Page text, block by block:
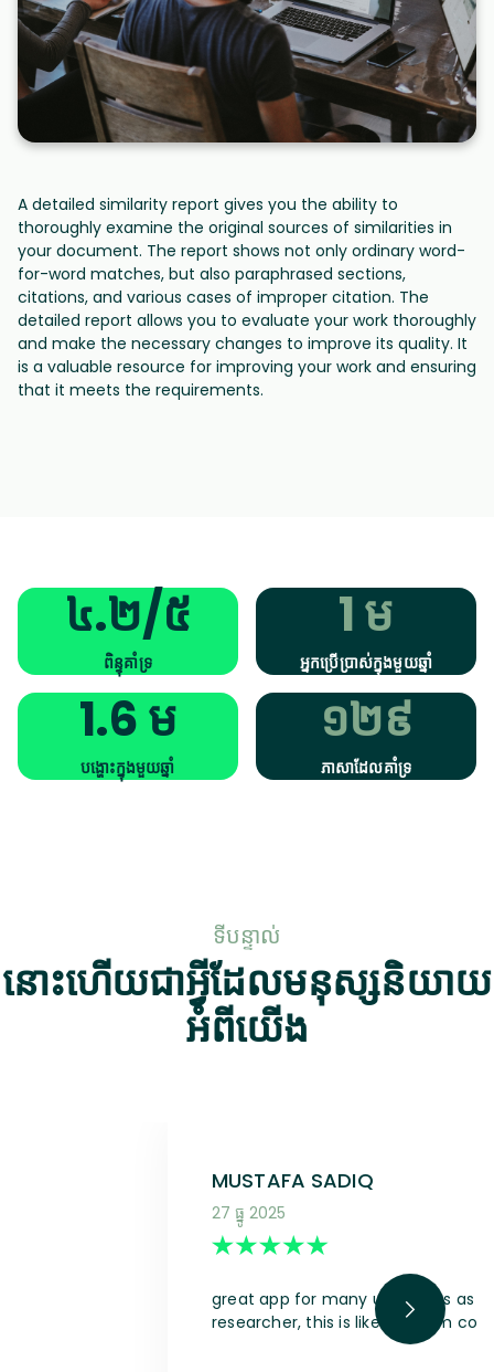
A detailed similarity report gives you the ability to
thoroughly examine the original sources of similarities in
your document. The report shows not only ordinary word-
for-word matches, but also paraphrased sections,
citations, and various cases of improper citation. The
detailed report allows you to evaluate your work thoroughly
and make the necessary changes to improve its quality. It
is a valuable resource for improving your work and ensuring
that it meets the requirements.
៤.២/៥
ពិន្ទុគាំទ្រ
1 ម
អ្នកប្រើប្រាស់ក្នុងមួយឆ្នាំ
1.6 ម
បង្ហោះក្នុងមួយឆ្នាំ
១២៩
ភាសាដែលគាំទ្រ
ទីបន្ទាល់
នោះហើយជាអ្វីដែលមនុស្សនិយាយ
អំពីយើង
MUSTAFA SADIQ
27 ធ្នូ 2025
great app for many use cases as
researcher, this is like a dream